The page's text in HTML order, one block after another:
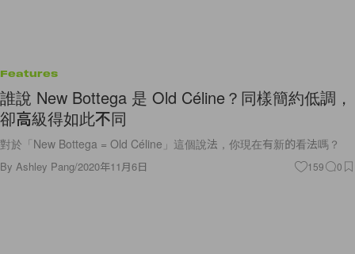
Features
誰說 New Bottega 是 Old Céline？同樣簡約低調，
卻高級得如此不同
對於「New Bottega = Old Céline」這個說法，你現在有新的看法嗎？
By Ashley Pang/2020年11月6日 159 0